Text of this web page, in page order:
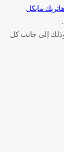
الشمالية (3-1) بفضل هاتريك مايكل
إلى جانب كل